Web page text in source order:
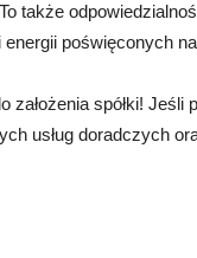
także
poświęconych
założenia spółki!
usług doradczych